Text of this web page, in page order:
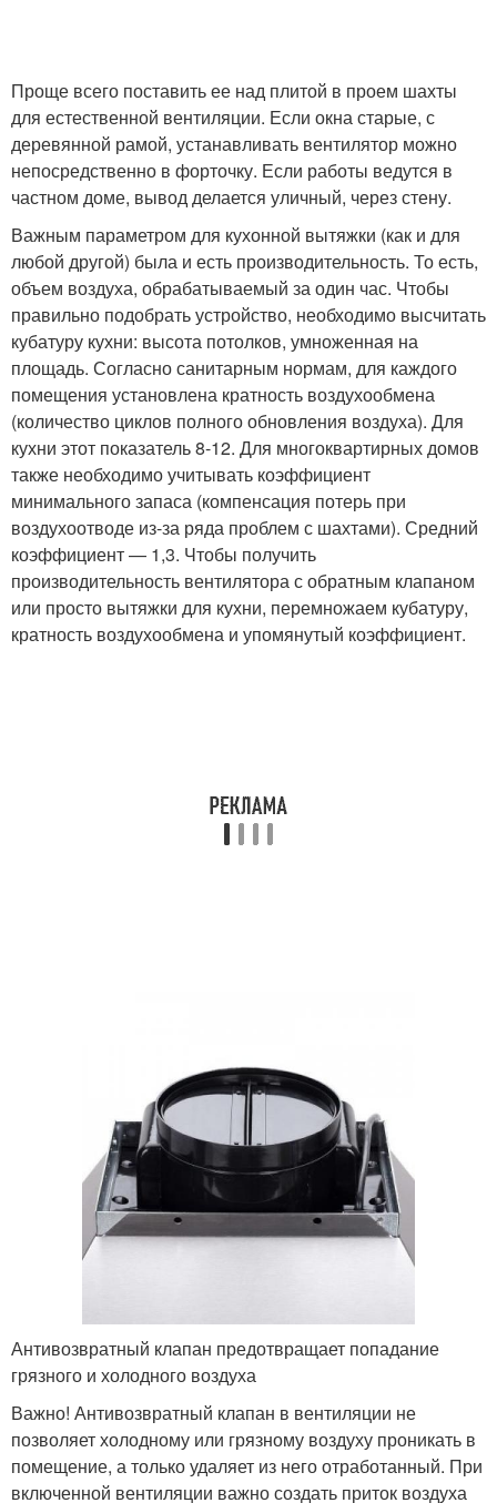
Проще всего поставить ее над плитой в проем шахты
для естественной вентиляции. Если окна старые, с
деревянной рамой, устанавливать вентилятор можно
непосредственно в форточку. Если работы ведутся в
частном доме, вывод делается уличный, через стену.
Важным параметром для кухонной вытяжки (как и для
любой другой) была и есть производительность. То есть,
объем воздуха, обрабатываемый за один час. Чтобы
правильно подобрать устройство, необходимо высчитать
кубатуру кухни: высота потолков, умноженная на
площадь. Согласно санитарным нормам, для каждого
помещения установлена кратность воздухообмена
(количество циклов полного обновления воздуха). Для
кухни этот показатель 8-12. Для многоквартирных домов
также необходимо учитывать коэффициент
минимального запаса (компенсация потерь при
воздухоотводе из-за ряда проблем с шахтами). Средний
коэффициент — 1,3. Чтобы получить
производительность вентилятора с обратным клапаном
или просто вытяжки для кухни, перемножаем кубатуру,
кратность воздухообмена и упомянутый коэффициент.
Антивозвратный клапан предотвращает попадание
грязного и холодного воздуха
Важно! Антивозвратный клапан в вентиляции не
позволяет холодному или грязному воздуху проникать в
помещение, а только удаляет из него отработанный. При
включенной вентиляции важно создать приток воздуха